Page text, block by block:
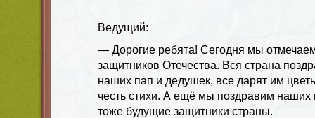
Ведущий:
— Дорогие ребята! Сегодня мы
защитников Отечества. Вся страна
наших пап и дедушек, все дарят им
честь стихи. А ещё мы поздравим
тоже будущие защитники страны.